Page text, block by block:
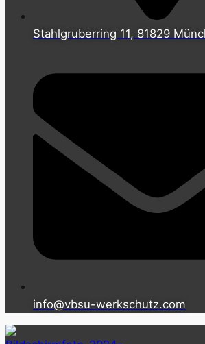
Stahlgruberring 11, 81829
info@vbsu-werkschutz.com